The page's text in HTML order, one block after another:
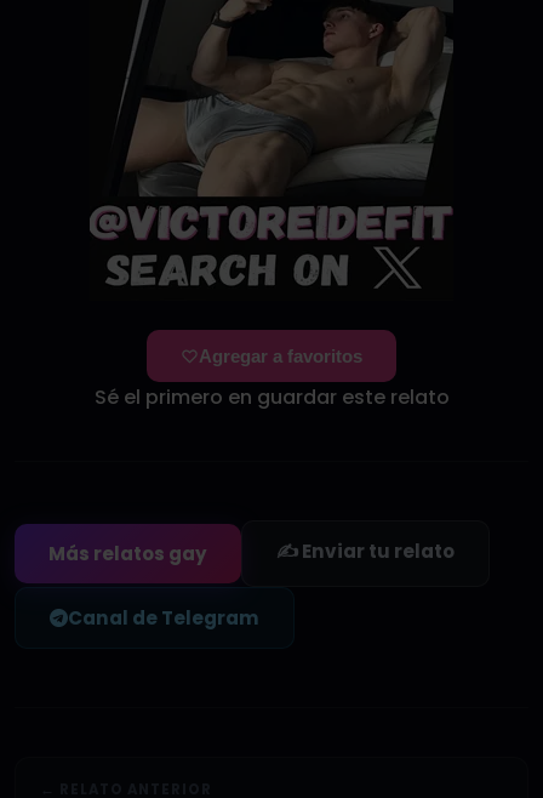
Agregar a favoritos
Sé el primero en guardar este relato
Más relatos gay ✍️ Enviar tu relato
Canal de Telegram